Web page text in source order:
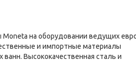
на оборудовании ведущих
и импортные материалы
Высококачественная сталь и